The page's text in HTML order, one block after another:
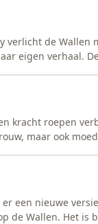
verlicht de
eigen verhaal.
h
kracht roepen
maar ook
een nieuwe
de Wallen. Het is